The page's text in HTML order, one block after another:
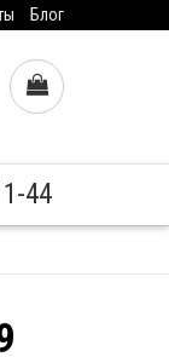
Блог
44